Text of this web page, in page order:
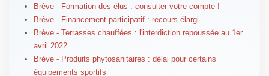
Brève - Formation des élus : consulter votre compte !
Brève - Financement participatif : recours élargi
Brève - Terrasses chauffées : l'interdiction repoussée au 1er
avril 2022
Brève - Produits phytosanitaires : délai pour certains
équipements sportifs